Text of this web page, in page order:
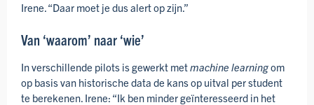
Irene. “Daar moet je dus alert op zijn.”
Van ‘waarom’ naar ‘wie’
In verschillende pilots is gewerkt metmachine learningom
op basis van historische data de kans op uitval per student
te berekenen. Irene: “Ik ben minder geïnteresseerd in het